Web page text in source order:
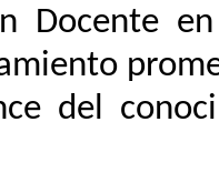
Docente
del